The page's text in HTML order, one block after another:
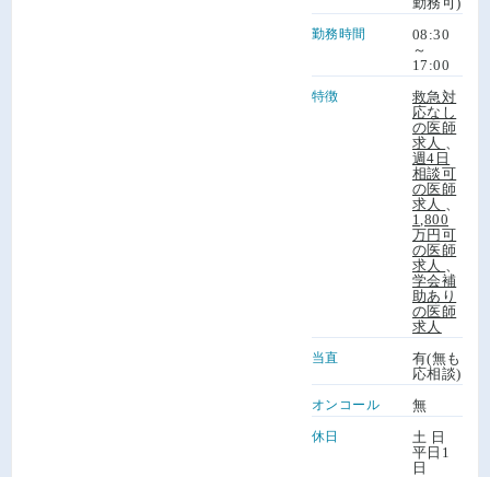
勤務時間
08:30
～
17:00
特徴
救急対
応なし
の医師
求人
週4日
相談可
の医師
求人
1,800
万円可
の医師
求人
学会補
助あり
の医師
求人
当直
有(無も
応相談)
オンコール 無
休日
土 日
平日1
日